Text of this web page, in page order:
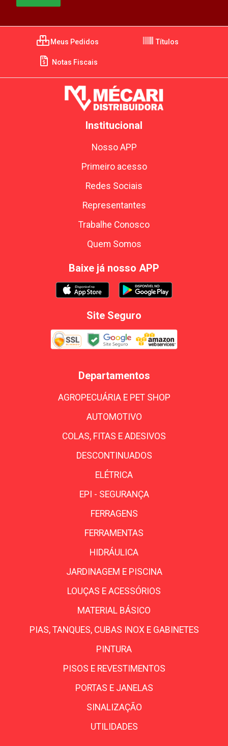
Meus Pedidos Títulos
Notas Fiscais
Institucional
Nosso APP
Primeiro acesso
Redes Sociais
Representantes
Trabalhe Conosco
Quem Somos
Baixe já nosso APP
Site Seguro
Departamentos
AGROPECUÁRIA E PET SHOP
AUTOMOTIVO
COLAS, FITAS E ADESIVOS
DESCONTINUADOS
ELÉTRICA
EPI - SEGURANÇA
FERRAGENS
FERRAMENTAS
HIDRÁULICA
JARDINAGEM E PISCINA
LOUÇAS E ACESSÓRIOS
MATERIAL BÁSICO
PIAS, TANQUES, CUBAS INOX E GABINETES
PINTURA
PISOS E REVESTIMENTOS
PORTAS E JANELAS
SINALIZAÇÃO
UTILIDADES